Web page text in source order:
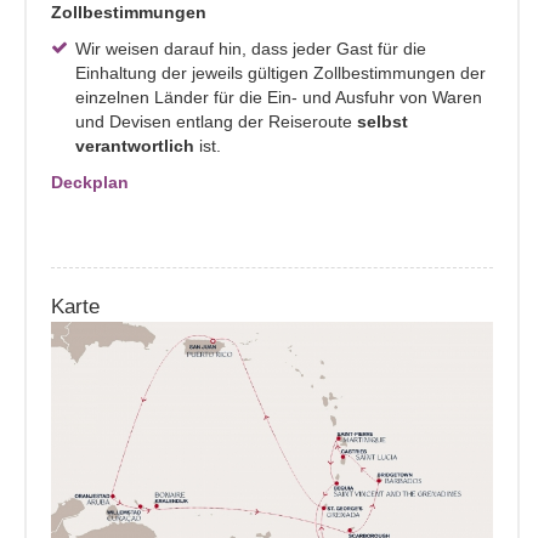
Zollbestimmungen
Wir weisen darauf hin, dass jeder Gast für die
Einhaltung der jeweils gültigen Zollbestimmungen der
einzelnen Länder für die Ein- und Ausfuhr von Waren
und Devisen entlang der Reiseroute selbst
verantwortlich ist.
Deckplan
Karte